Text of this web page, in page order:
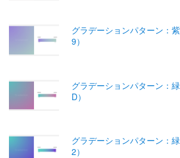
グラデーションパターン：
9）
グラデーションパターン：
D）
グラデーションパターン：
2）